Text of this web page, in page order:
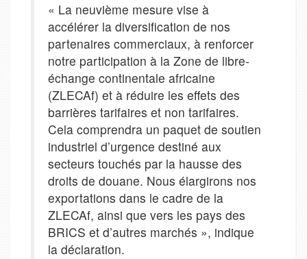
« La neuvième mesure vise à
accélérer la diversification de nos
partenaires commerciaux, à renforcer
notre participation à la Zone de libre-
échange continentale africaine
(ZLECAf) et à réduire les effets des
barrières tarifaires et non tarifaires.
Cela comprendra un paquet de soutien
industriel d’urgence destiné aux
secteurs touchés par la hausse des
droits de douane. Nous élargirons nos
exportations dans le cadre de la
ZLECAf, ainsi que vers les pays des
BRICS et d’autres marchés », indique
la déclaration.